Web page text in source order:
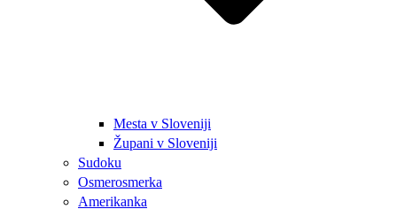
Mesta v Sloveniji
Župani v Sloveniji
Sudoku
Osmerosmerka
Amerikanka